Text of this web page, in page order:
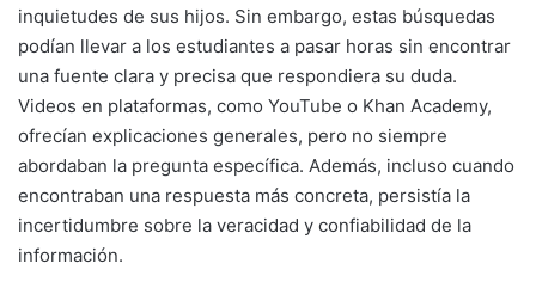
inquietudes de sus hijos. Sin embargo, estas búsquedas
podían llevar a los estudiantes a pasar horas sin encontrar
una fuente clara y precisa que respondiera su duda.
Videos en plataformas, como YouTube o Khan Academy,
ofrecían explicaciones generales, pero no siempre
abordaban la pregunta específica. Además, incluso cuando
encontraban una respuesta más concreta, persistía la
incertidumbre sobre la veracidad y confiabilidad de la
información.